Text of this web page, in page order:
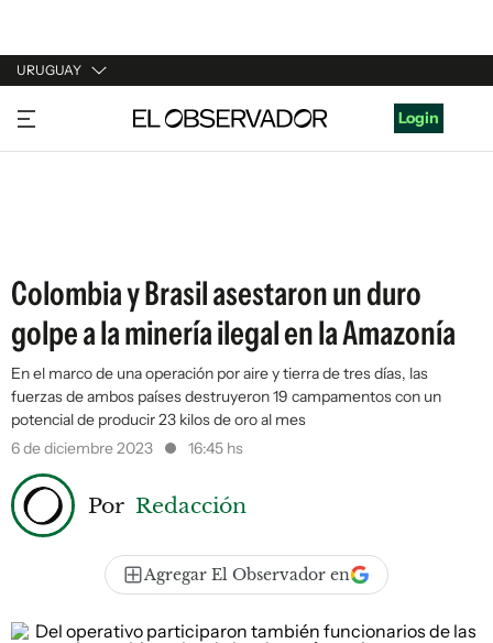
URUGUAY
URUGUAY
ARGENTINA
Login
Colombia y Brasil asestaron un duro
golpe a la minería ilegal en la Amazonía
En el marco de una operación por aire y tierra de tres días, las
fuerzas de ambos países destruyeron 19 campamentos con un
potencial de producir 23 kilos de oro al mes
6 de diciembre 2023
16:45 hs
Por Redacción
Agregar El Observador en